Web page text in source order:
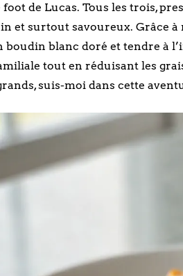
de Lucas. Tous les trois,
et surtout savoureux. Grâce
boudin blanc doré et tendre à
tout en réduisant les
suis-moi dans cette